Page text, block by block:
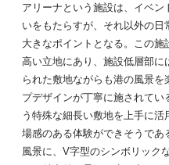
アリーナという施設は、イベ
いをもたらすが、それ以外の
大きなポイントとなる。この
高い立地にあり、施設低層部
られた敷地ながらも港の風景
プデザインが丁寧に施されて
う特殊な細長い敷地を上手に
場感のある体験ができそうで
風景に、V字型のシンボリック